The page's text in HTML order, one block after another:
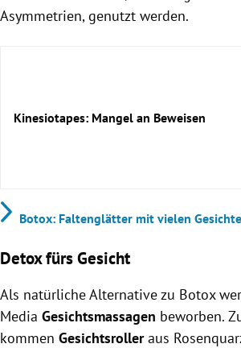
Asymmetrien, genutzt werden.
Kinesiotapes: Mangel an Beweisen
Botox: Faltenglätter mit vielen
Detox fürs Gesicht
Als natürliche Alternative zu Botox
Media Gesichtsmassagen beworben.
kommen Gesichtsrolleraus